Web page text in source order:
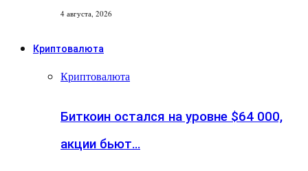
4 августа, 2026
Криптовалюта
Криптовалюта
Биткоин остался на уровне $64 000,
акции бьют…